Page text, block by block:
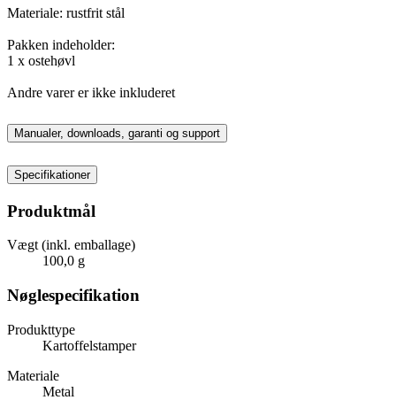
Materiale: rustfrit stål
Pakken indeholder:
1 x ostehøvl
Andre varer er ikke inkluderet
Manualer, downloads, garanti og support
Specifikationer
Produktmål
Vægt (inkl. emballage)
100,0 g
Nøglespecifikation
Produkttype
Kartoffelstamper
Materiale
Metal